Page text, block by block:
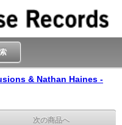
& Nathan Haines -
次の商品へ